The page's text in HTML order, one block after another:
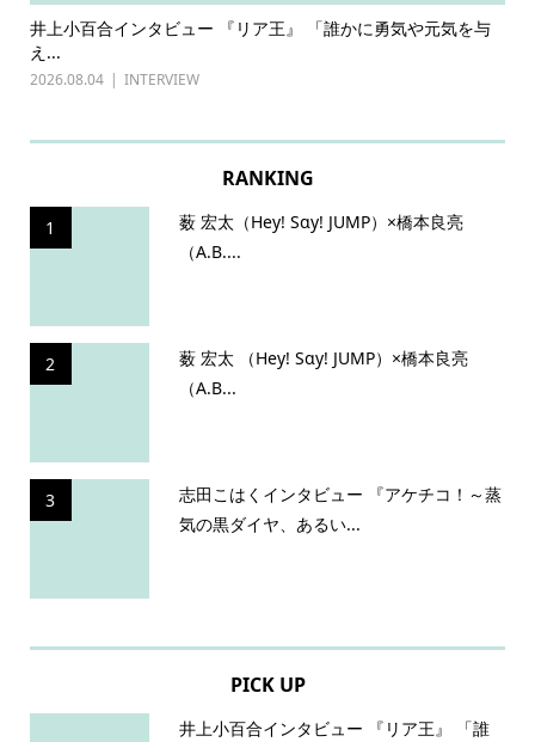
古川雄輝×長野凌大（原因は自分にある。）インタビュー
『普通...
2026.07.27 INTERVIEW
RANKING
1
薮 宏太（Hey! Sɑy! JUMP）×橋本良亮
（A.B....
2
薮 宏太 （Hey! Sɑy! JUMP）×橋本良亮
（A.B...
3
志田こはくインタビュー 『アケチコ！～蒸
気の黒ダイヤ、あるい...
PICK UP
井上小百合インタビュー 『リア王』 「誰